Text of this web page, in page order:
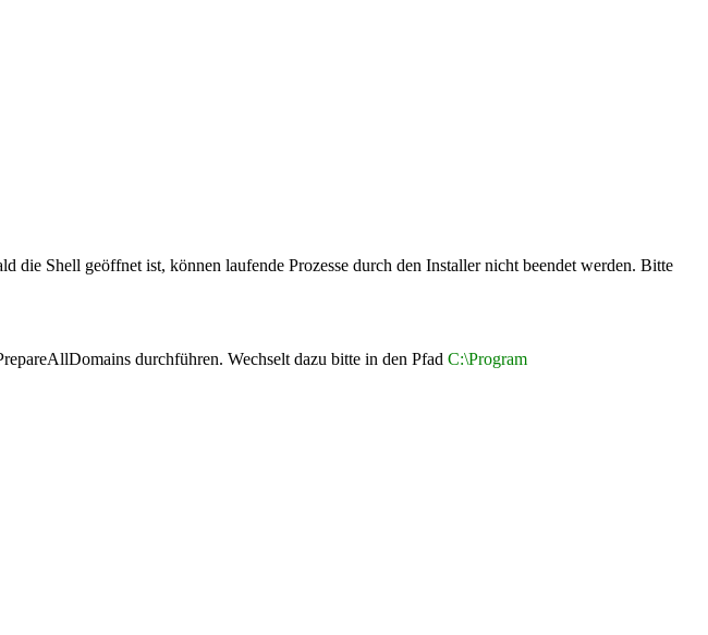
die Shell geöffnet ist, können laufende Prozesse durch den Installer nicht beendet werden. Bitte
durchführen. Wechselt dazu bitte in den Pfad C:\Program